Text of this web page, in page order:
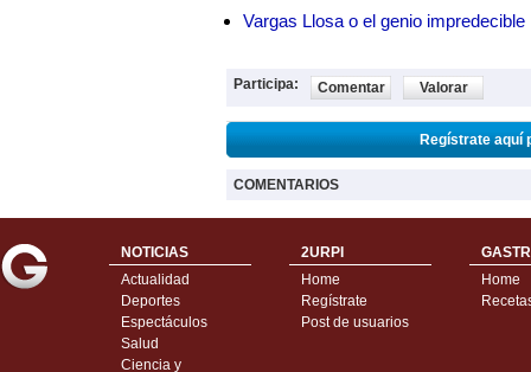
Vargas Llosa o el genio impredecible
Participa: Comentar Valorar
Regístrate aquí
COMENTARIOS
NOTICIAS
Actualidad
Deportes
Espectáculos
Salud
Ciencia y
2URPI
Home
Regístrate
Post de usuarios
Home